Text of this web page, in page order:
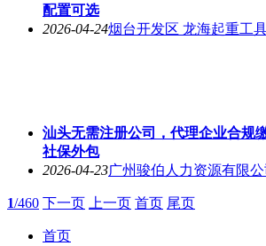
配置可选
2026-04-24烟台开发区 龙海起重工
汕头无需注册公司，代理企业合规
社保外包
2026-04-23广州骏伯人力资源有限
1/460 下一页 上一页 首页 尾页
首页